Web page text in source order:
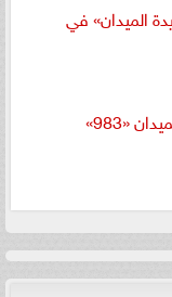
الميدان» في
«983»